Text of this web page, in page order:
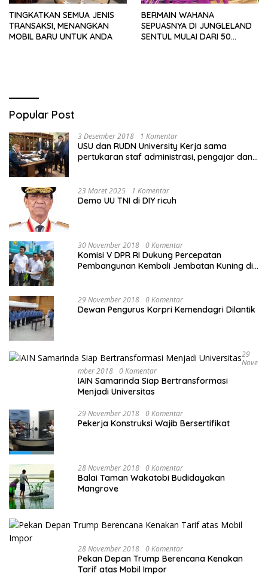
TINGKATKAN SEMUA JENIS
TRANSAKSI, MENANGKAN
MOBIL BARU UNTUK ANDA
BERMAIN WAHANA
SEPUASNYA DI JUNGLELAND
SENTUL MULAI DARI 50
Popular Post
3 Desember 2018 1 Komentar
USU dan RUDN University Kerja sama
pertukaran staf administrasi, pengajar dan
23 Maret 2025 1 Komentar
Demo UU TNI di DIY ricuh
30 November 2018 0 Komentar
Komisi V DPR RI Dukung Percepatan
Pembangunan Kembali Jembatan Kuning di
29 November 2018 0 Komentar
Dewan Pengurus Korpri Kemendagri Dilantik
29
Nove
Mber 2018 0 Komentar
IAIN Samarinda Siap Bertransformasi
Menjadi Universitas
29 November 2018 0 Komentar
Pekerja Konstruksi Wajib Bersertifikat
28 November 2018 0 Komentar
Balai Taman Wakatobi Budidayakan
Mangrove
28 November 2018 0 Komentar
Pekan Depan Trump Berencana Kenakan
Tarif atas Mobil Impor